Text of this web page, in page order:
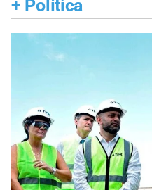
+ Política